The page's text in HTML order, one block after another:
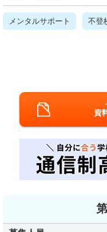
メンタルサポート 不登
資